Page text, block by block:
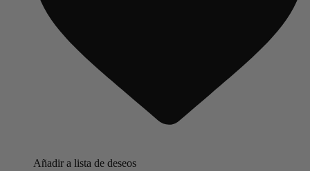
Añadir a lista de deseos